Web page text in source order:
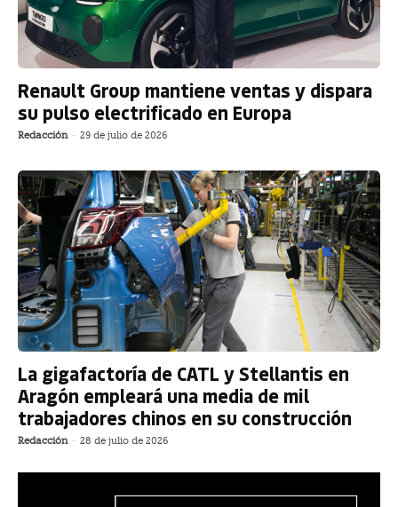
Renault Group mantiene ventas y dispara
su pulso electrificado en Europa
Redacción - 29 de julio de 2026
La gigafactoría de CATL y Stellantis en
Aragón empleará una media de mil
trabajadores chinos en su construcción
Redacción - 28 de julio de 2026